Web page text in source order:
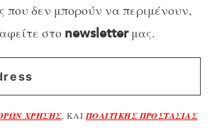
που δεν μπορούν να περιμένουν,
στο newsletterμας.
ΧΡΗΣΗΣ, ΚΑΙ ΠΟΛΙΤΙΚΗΣ ΠΡΟΣΤΑΣΙΑΣ